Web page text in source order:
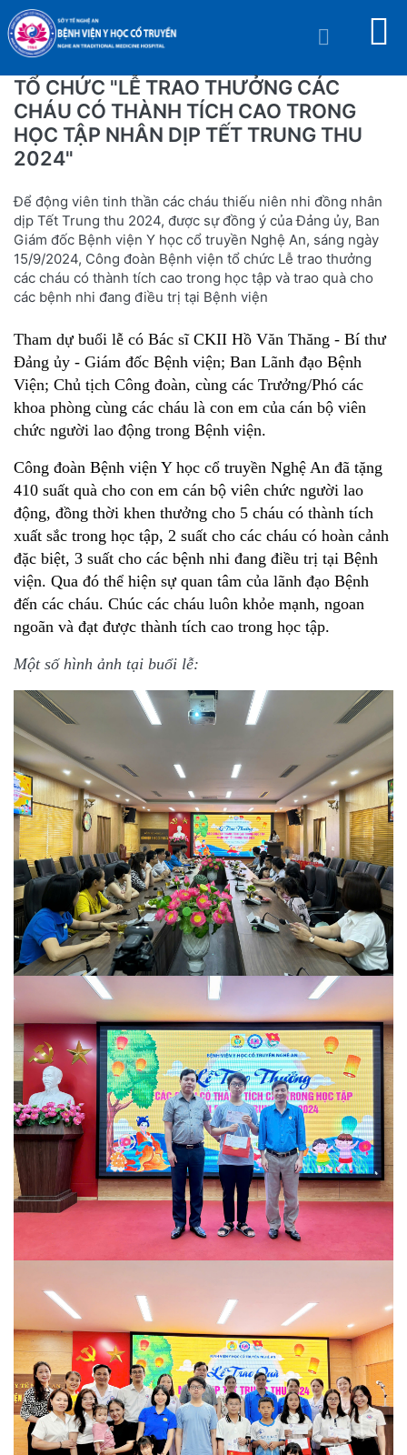
TỔ CHỨC "LỄ TRAO THƯỞNG CÁC
CHÁU CÓ THÀNH TÍCH CAO TRONG
HỌC TẬP NHÂN DỊP TẾT TRUNG THU
2024"
Để động viên tinh thần các cháu thiếu niên nhi đồng nhân
dịp Tết Trung thu 2024, được sự đồng ý của Đảng ủy, Ban
Giám đốc Bệnh viện Y học cổ truyền Nghệ An, sáng ngày
15/9/2024, Công đoàn Bệnh viện tổ chức Lễ trao thưởng
các cháu có thành tích cao trong học tập và trao quà cho
các bệnh nhi đang điều trị tại Bệnh viện
Tham dự buổi lễ có Bác sĩ CKII Hồ Văn Thăng - Bí thư
Đảng ủy - Giám đốc Bệnh viện; Ban Lãnh đạo Bệnh
Viện; Chủ tịch Công đoàn, cùng các Trưởng/Phó các
khoa phòng cùng các cháu là con em của cán bộ viên
chức người lao động trong Bệnh viện.
Công đoàn Bệnh viện Y học cổ truyền Nghệ An đã tặng
410 suất quà cho con em cán bộ viên chức người lao
động, đồng thời khen thưởng cho 5 cháu có thành tích
xuất sắc trong học tập, 2 suất cho các cháu có hoàn cảnh
đặc biệt, 3 suất cho các bệnh nhi đang điều trị tại Bệnh
viện. Qua đó thể hiện sự quan tâm của lãnh đạo Bệnh
đến các cháu. Chúc các cháu luôn khỏe mạnh, ngoan
ngoãn và đạt được thành tích cao trong học tập.
Một số hình ảnh tại buổi lễ: